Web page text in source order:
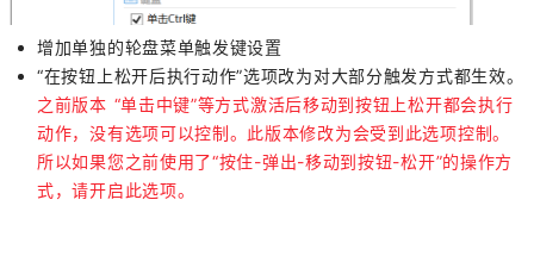
增加单独的轮盘菜单触发键设置
“在按钮上松开后执行动作”选项改为对大部分触发方式都生效。
之前版本 “单击中键”等方式激活后移动到按钮上松开都会执行
动作，没有选项可以控制。此版本修改为会受到此选项控制。
所以如果您之前使用了“按住-弹出-移动到按钮-松开”的操作方
式，请开启此选项。